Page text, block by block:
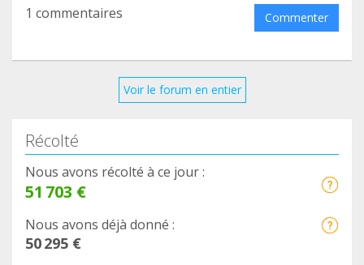
1 commentaires Commenter
Voir le forum en entier
Récolté
Nous avons récolté à ce jour :
51 703 €
Nous avons déjà donné :
50 295 €